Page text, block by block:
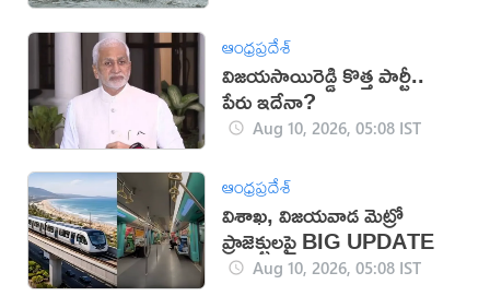
ఆంధ్రప్రదేశ్
విజయసాయిరెడ్డి కొత్త పార్టీ..
పేరు ఇదేనా?
Aug 10, 2026, 05:08 IST
ఆంధ్రప్రదేశ్
విశాఖ, విజయవాడ మెట్రో
ప్రాజెక్టులపై BIG UPDATE
Aug 10, 2026, 05:08 IST